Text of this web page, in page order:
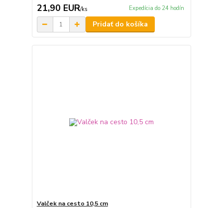
21,90 EUR/ks Expedícia do 24 hodín
Pridať do košíka
Valček na cesto 10,5 cm